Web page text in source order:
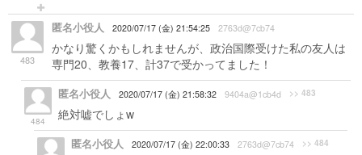
483
匿名小役人 2020/07/17 (金) 21:54:25 2763d@7cb74
かなり驚くかもしれませんが、政治国際受けた私の友人は
専門20、教養17、計37で受かってました！
484
匿名小役人 2020/07/17 (金) 21:58:32 9404a@1cb4d >> 483
絶対嘘でしょw
匿名小役人 2020/07/17 (金) 22:00:33 2763d@7cb74 >> 484